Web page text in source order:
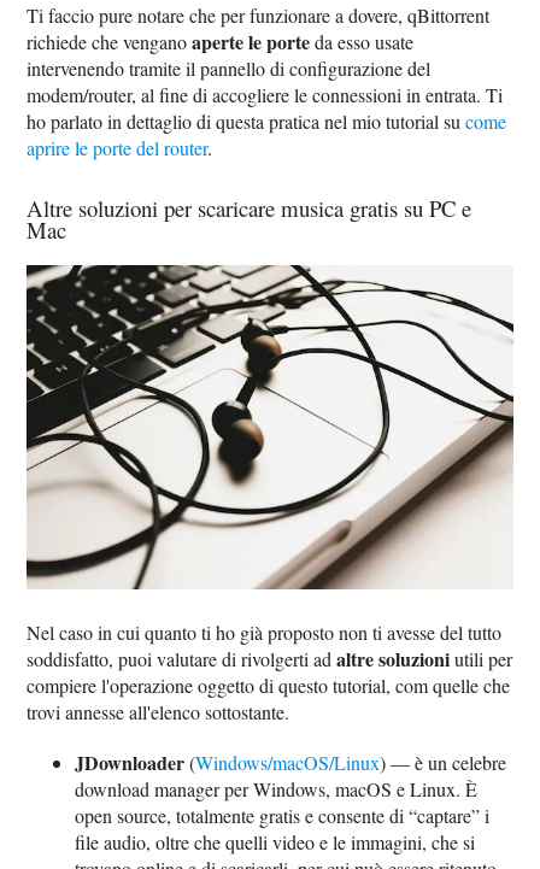
Ti faccio pure notare che per funzionare a dovere, qBittorrent
richiede che venganoaperte le porteda esso usate
intervenendo tramite il pannello di configurazione del
modem/router, al fine di accogliere le connessioni in entrata. Ti
ho parlato in dettaglio di questa pratica nel mio tutorial sucome
aprire le porte del router.
Altre soluzioni per scaricare musica gratis su PC e
Mac
Nel caso in cui quanto ti ho già proposto non ti avesse del tutto
soddisfatto, puoi valutare di rivolgerti adaltre soluzioniutili per
compiere l'operazione oggetto di questo tutorial, com quelle che
trovi annesse all'elenco sottostante.
JDownloader(Windows/macOS/Linux) — è un celebre
download manager per Windows, macOS e Linux. È
open source, totalmente gratis e consente di “captare” i
file audio, oltre che quelli video e le immagini, che si